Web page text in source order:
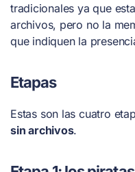
tradicionales ya que
archivos, pero no la
que indiquen la
Etapas
Estas son las cuatro
sin archivos.